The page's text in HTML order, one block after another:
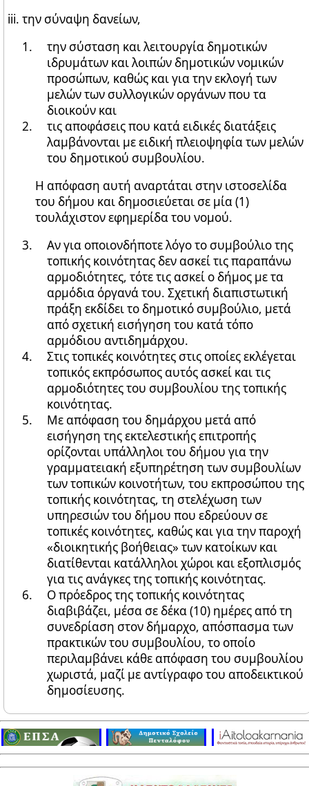
iii. την σύναψη δανείων,
την σύσταση και λειτουργία δημοτικών
ιδρυμάτων και λοιπών δημοτικών νομικών
προσώπων, καθώς και για την εκλογή των
μελών των συλλογικών οργάνων που τα
διοικούν και
τις αποφάσεις που κατά ειδικές διατάξεις
λαμβάνονται με ειδική πλειοψηφία των μελών
του δημοτικού συμβουλίου.
Η απόφαση αυτή αναρτάται στην ιστοσελίδα
του δήμου και δημοσιεύεται σε μία (1)
τουλάχιστον εφημερίδα του νομού.
Αν για οποιονδήποτε λόγο το συμβούλιο της
τοπικής κοινότητας δεν ασκεί τις παραπάνω
αρμοδιότητες, τότε τις ασκεί ο δήμος με τα
αρμόδια όργανά του. Σχετική διαπιστωτική
πράξη εκδίδει το δημοτικό συμβούλιο, μετά
από σχετική εισήγηση του κατά τόπο
αρμόδιου αντιδημάρχου.
Στις τοπικές κοινότητες στις οποίες εκλέγεται
τοπικός εκπρόσωπος αυτός ασκεί και τις
αρμοδιότητες του συμβουλίου της τοπικής
κοινότητας.
Με απόφαση του δημάρχου μετά από
εισήγηση της εκτελεστικής επιτροπής
ορίζονται υπάλληλοι του δήμου για την
γραμματειακή εξυπηρέτηση των συμβουλίων
των τοπικών κοινοτήτων, του εκπροσώπου της
τοπικής κοινότητας, τη στελέχωση των
υπηρεσιών του δήμου που εδρεύουν σε
τοπικές κοινότητες, καθώς και για την παροχή
«διοικητικής βοήθειας» των κατοίκων και
διατίθενται κατάλληλοι χώροι και εξοπλισμός
για τις ανάγκες της τοπικής κοινότητας.
Ο πρόεδρος της τοπικής κοινότητας
διαβιβάζει, μέσα σε δέκα (10) ημέρες από τη
συνεδρίαση στον δήμαρχο, απόσπασμα των
πρακτικών του συμβουλίου, το οποίο
περιλαμβάνει κάθε απόφαση του συμβουλίου
χωριστά, μαζί με αντίγραφο του αποδεικτικού
δημοσίευσης.